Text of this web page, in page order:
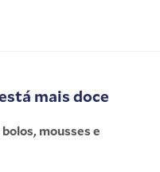
mais doce
mousses e